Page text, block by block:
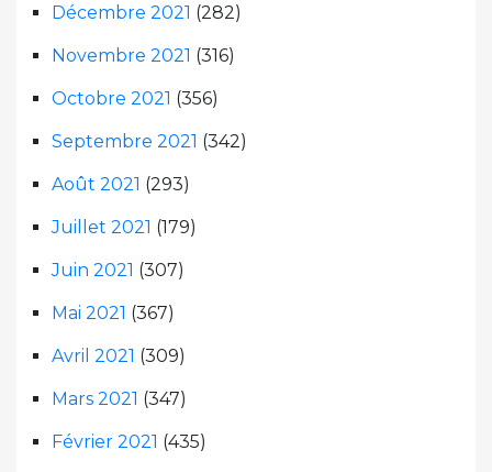
Décembre 2021 (282)
Novembre 2021 (316)
Octobre 2021 (356)
Septembre 2021 (342)
Août 2021 (293)
Juillet 2021 (179)
Juin 2021 (307)
Mai 2021 (367)
Avril 2021 (309)
Mars 2021 (347)
Février 2021 (435)